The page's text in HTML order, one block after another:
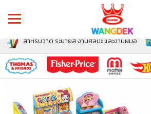
สำหรับวาด ระบายสี งานศิลปะ และงานฝีมือ